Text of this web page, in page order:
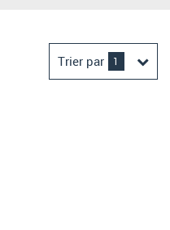
Trier par 1